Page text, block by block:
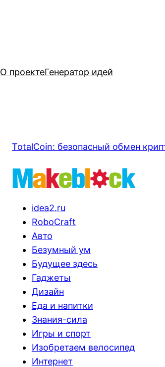
О проектеГенератор идей
TotalCoin: безопасный обмен
idea2.ru
RoboCraft
Авто
Безумный ум
Будущее здесь
Гаджеты
Дизайн
Еда и напитки
Знания-сила
Игры и спорт
Изобретаем велосипед
Интернет